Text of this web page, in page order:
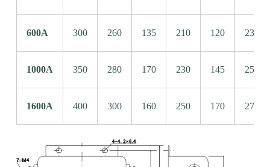
600A 300 260 135 210 120 235
1000A 350 280 170 230 145 255
1600A 400 300 160 250 170 275